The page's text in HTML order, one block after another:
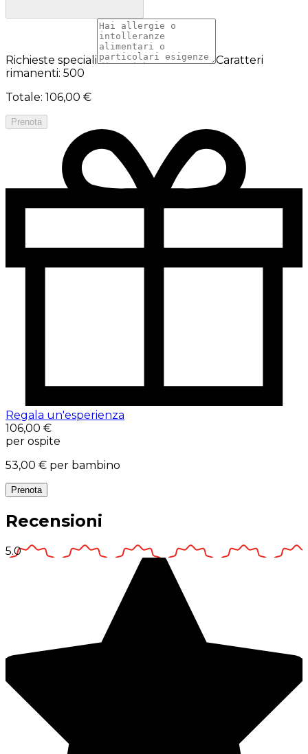
Richieste speciali
Caratteri
rimanenti: 500
Totale: 106,00 €
Prenota
Regala un'esperienza
106,00 €
per ospite
53,00 € per bambino
Prenota
Recensioni
5.0